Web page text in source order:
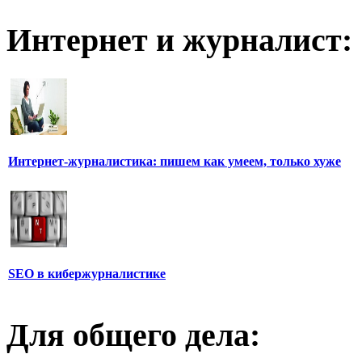
Интернет и журналист:
Интернет-журналистика: пишем как умеем, только хуже
SEO в кибержурналистике
Для общего дела: